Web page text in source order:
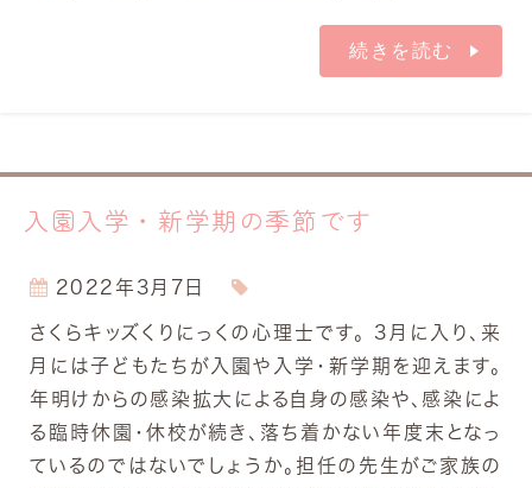
続きを読む
入園入学・新学期の季節です
2022年3月7日
さくらキッズくりにっくの心理士です。 3月に入り、来
月には子どもたちが入園や入学・新学期を迎えます。
年明けからの感染拡大による自身の感染や、感染によ
る臨時休園・休校が続き、落ち着かない年度末となっ
ているのではないでしょうか。担任の先生がご家族の